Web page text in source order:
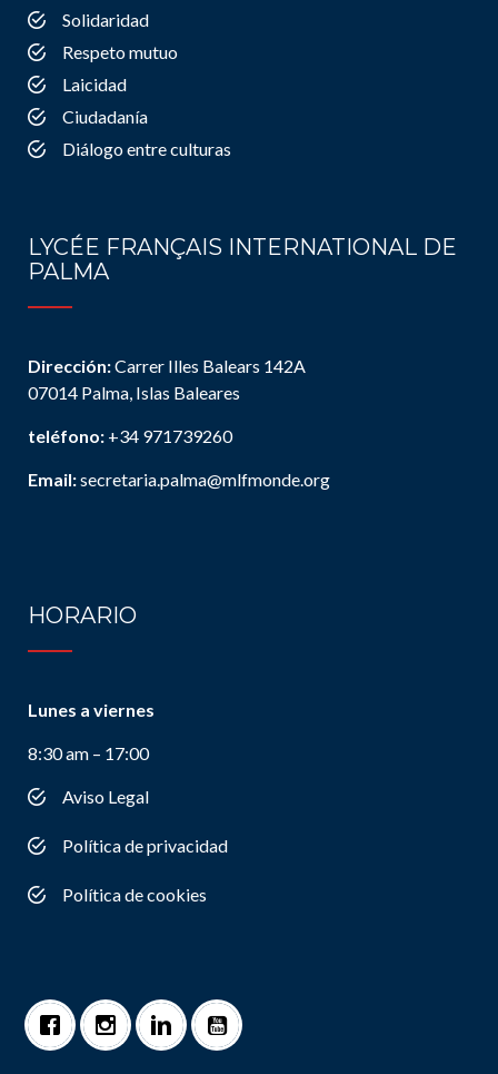
Solidaridad
Respeto mutuo
Laicidad
Ciudadanía
Diálogo entre culturas
LYCÉE FRANÇAIS INTERNATIONAL DE
PALMA
Dirección:Carrer Illes Balears 142A
07014 Palma, Islas Baleares
teléfono: +34 971739260
Email:secretaria.palma@mlfmonde.org
HORARIO
Lunes a viernes
8:30 am – 17:00
Aviso Legal
Política de privacidad
Política de cookies